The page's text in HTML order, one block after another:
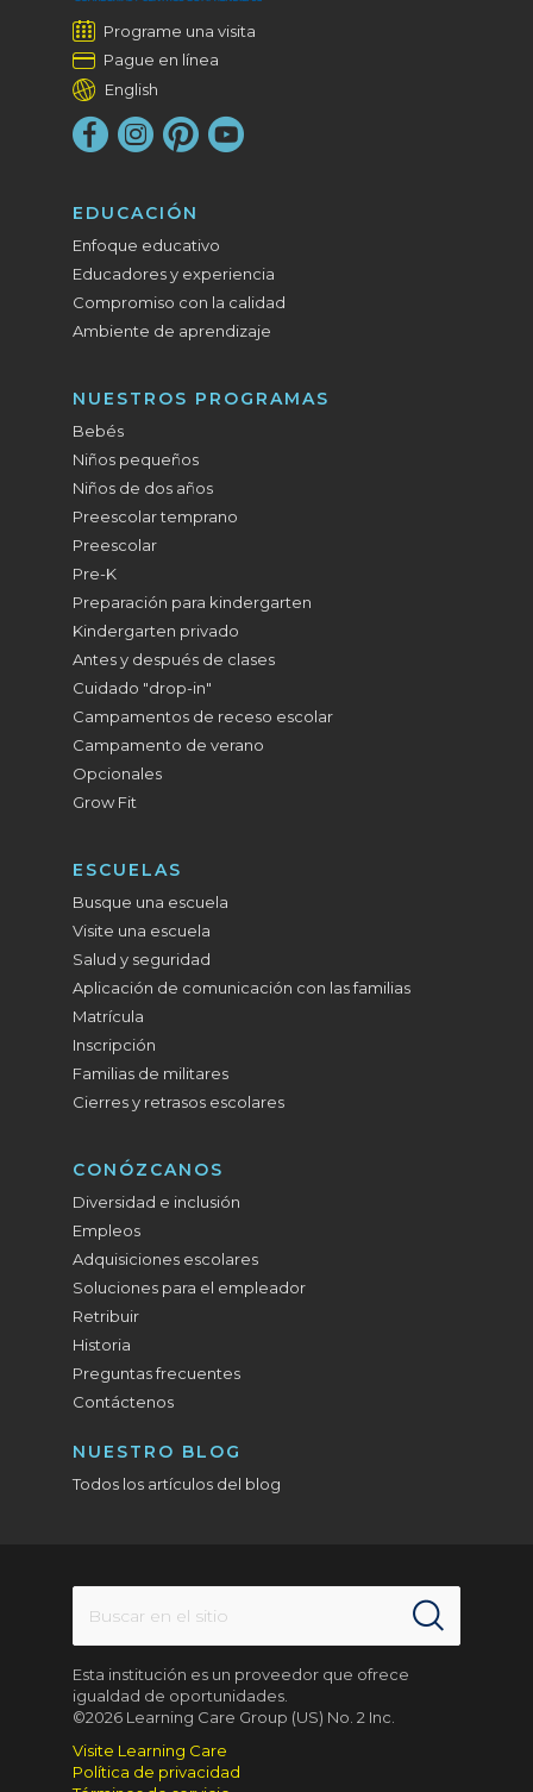
Programe una visita
Pague en línea
English
EDUCACIÓN
Enfoque educativo
Educadores y experiencia
Compromiso con la calidad
Ambiente de aprendizaje
NUESTROS PROGRAMAS
Bebés
Niños pequeños
Niños de dos años
Preescolar temprano
Preescolar
Pre-K
Preparación para kindergarten
Kindergarten privado
Antes y después de clases
Cuidado "drop-in"
Campamentos de receso escolar
Campamento de verano
Opcionales
Grow Fit
ESCUELAS
Busque una escuela
Visite una escuela
Salud y seguridad
Aplicación de comunicación con las familias
Matrícula
Inscripción
Familias de militares
Cierres y retrasos escolares
CONÓZCANOS
Diversidad e inclusión
Empleos
Adquisiciones escolares
Soluciones para el empleador
Retribuir
Historia
Preguntas frecuentes
Contáctenos
NUESTRO BLOG
Todos los artículos del blog
Esta institución es un proveedor que ofrece
igualdad de oportunidades.
©2026 Learning Care Group (US) No. 2 Inc.
Visite Learning Care
Política de privacidad